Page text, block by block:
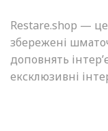
Restare.shop —
збережені
доповнять
ексклюзивні